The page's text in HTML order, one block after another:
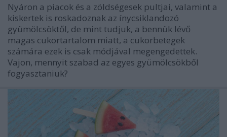
Nyáron a piacok és a zöldségesek pultjai, valamint a
kiskertek is roskadoznak az ínycsiklandozó
gyümölcsöktől, de mint tudjuk, a bennük lévő
magas cukortartalom miatt, a cukorbetegek
számára ezek is csak módjával megengedettek.
Vajon, mennyit szabad az egyes gyümölcsökből
fogyasztaniuk?